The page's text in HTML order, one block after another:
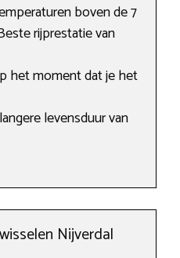
boven de 7
rijprestatie van
het moment dat je het
levensduur van
Nijverdal